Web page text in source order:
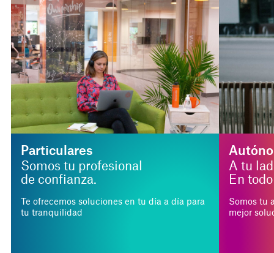
Particulares
Somos tu profesional
de confianza.
Te ofrecemos soluciones en tu día a día para
tu tranquilidad
A tu
En
Somos tu
mejor